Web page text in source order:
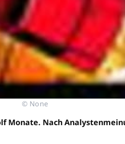
© None
Nach